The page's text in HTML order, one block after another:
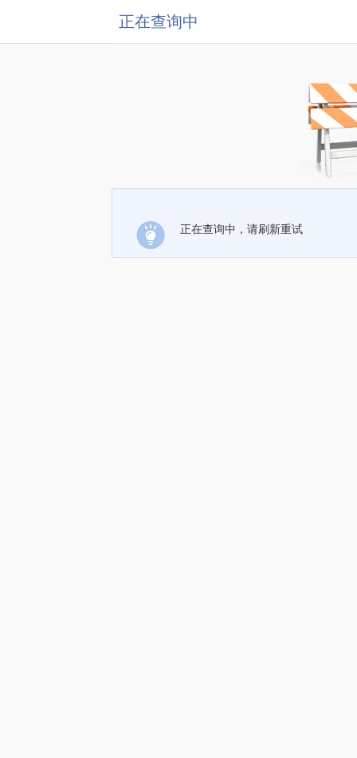
正在查询中
正在查询中，请刷新重试